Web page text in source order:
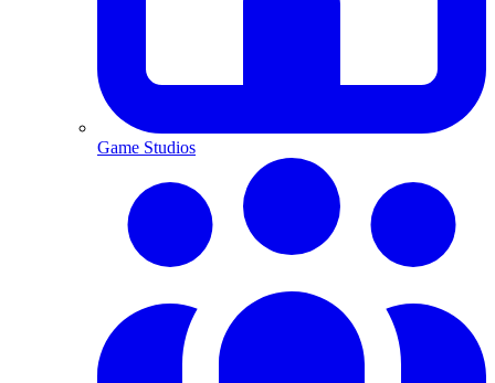
Game Studios